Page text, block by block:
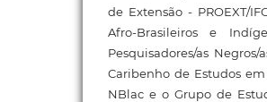
de Extensão - PROEXT/
Afro-Brasileiros e
Pesquisadores/as
Caribenho de Estudos
NBlac e o Grupo de